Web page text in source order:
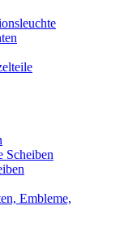
Scheiben
Embleme,